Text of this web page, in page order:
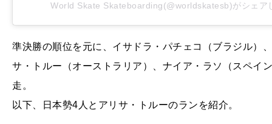
World Skate Skateboarding(@worldskatesb)がシェア
準決勝の順位を元に、イサドラ・パチェコ（ブラジル）
サ・トルー（オーストラリア）、ナイア・ラソ（スペイ
走。
以下、日本勢4人とアリサ・トルーのランを紹介。